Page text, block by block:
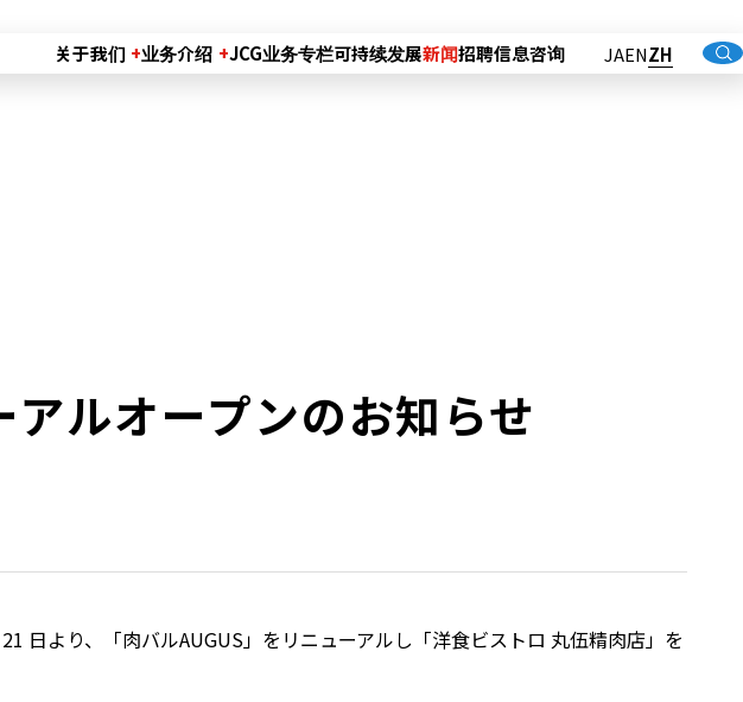
关于我们 业务介绍 JCG业务专栏可持续发展新闻招聘信息咨询 JAENZH
アルオープンのお知らせ
日より、「肉バルAUGUS」をリニューアルし「洋食ビストロ 丸伍精肉店」を